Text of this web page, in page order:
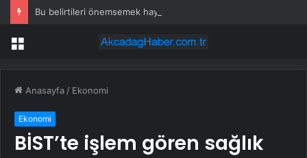
Bu belirtileri önemsemek hayat kurtarıyor
Menü
Anasayfa / Ekonomi
Ekonomi
BİST’te işlem gören sağlık